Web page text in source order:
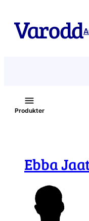
innhold
Produkter
Ebba